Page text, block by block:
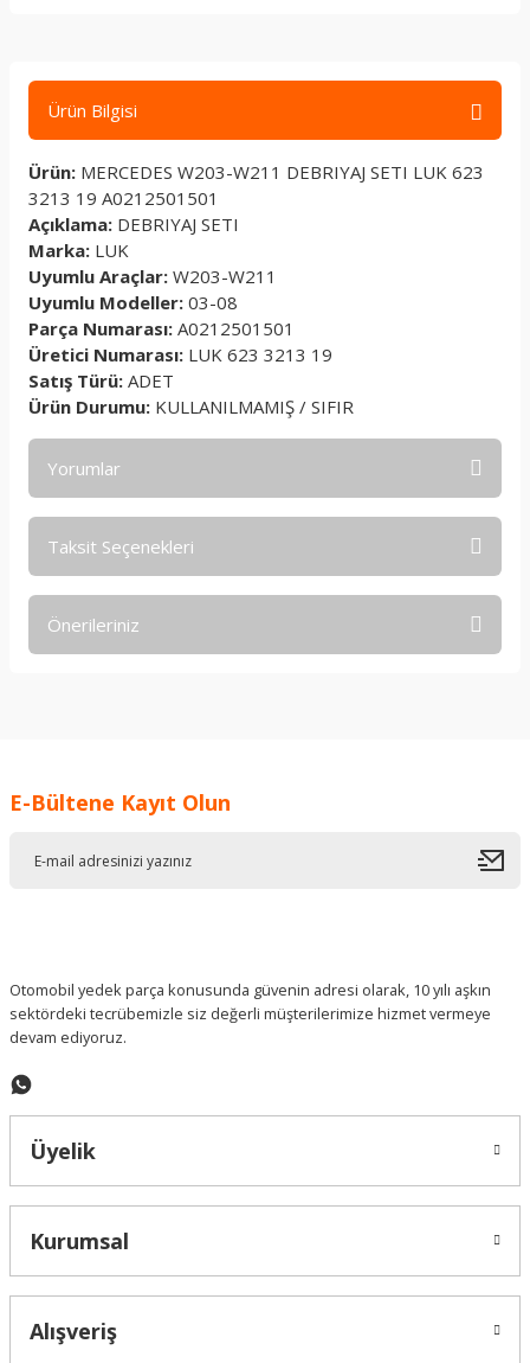
Ürün Bilgisi
Ürün: MERCEDES W203-W211 DEBRIYAJ SETI LUK 623
3213 19 A0212501501
Açıklama: DEBRIYAJ SETI
Marka: LUK
Uyumlu Araçlar: W203-W211
Uyumlu Modeller: 03-08
Parça Numarası: A0212501501
Üretici Numarası: LUK 623 3213 19
Satış Türü: ADET
Ürün Durumu: KULLANILMAMIŞ / SIFIR
Yorumlar
Taksit Seçenekleri
Önerileriniz
Ürün resmi kalitesiz, bozuk veya görüntülenemiyor.
E-Bültene Kayıt Olun
Otomobil yedek parça konusunda güvenin adresi olarak, 10 yılı aşkın
sektördeki tecrübemizle siz değerli müşterilerimize hizmet vermeye
devam ediyoruz.
Üyelik
Kurumsal
Alışveriş